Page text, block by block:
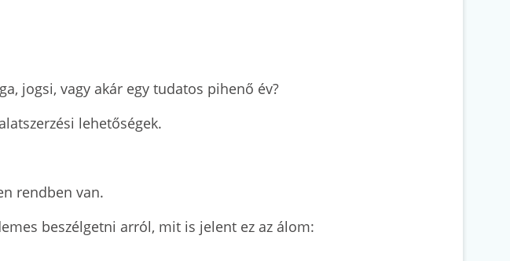
jogsi, vagy akár egy tudatos pihenő év?
lehetőségek.
rendben van.
beszélgetni arról, mit is jelent ez az álom: